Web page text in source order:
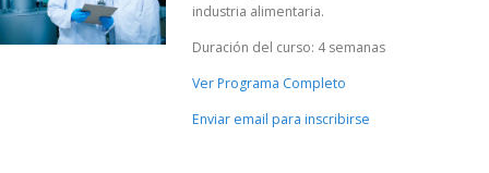
industria alimentaria.
Duración del curso: 4 semanas
Ver Programa Completo
Enviar email para inscribirse